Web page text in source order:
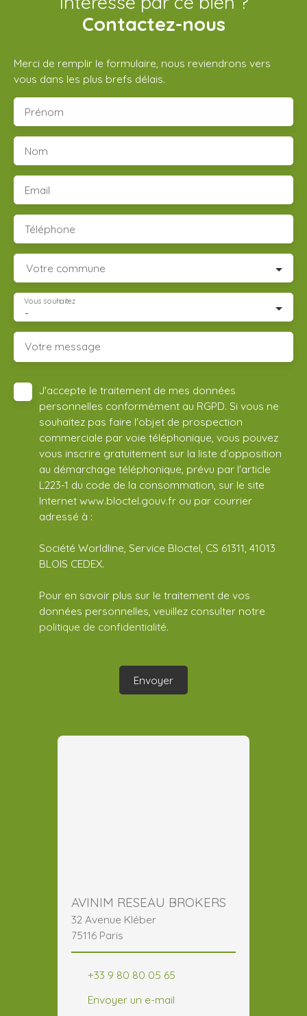
Contactez-nous
Merci de remplir le formulaire, nous reviendrons vers
vous dans les plus brefs délais.
Prénom
Nom
Email
Téléphone
Votre commune
-
Vous souhaitez
Votre message
J'accepte le traitement de mes données
personnelles conformément au RGPD. Si vous ne
souhaitez pas faire l'objet de prospection
commerciale par voie téléphonique, vous pouvez
vous inscrire gratuitement sur la liste d'opposition
au démarchage téléphonique, prévu par l'article
L223-1 du code de la consommation, sur le site
Internet www.bloctel.gouv.fr ou par courrier
adressé à :
Société Worldline, Service Bloctel, CS 61311, 41013
BLOIS CEDEX.
Pour en savoir plus sur le traitement de vos
données personnelles, veuillez consulter notre
politique de confidentialité.
Envoyer
AVINIM RESEAU BROKERS
32 Avenue Kléber
75116 Paris
+33 9 80 80 05 65
Envoyer un e-mail